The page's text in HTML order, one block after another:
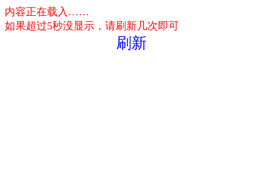
内容正在载入……
如果超过5秒没显示，请刷新几次即可
刷新